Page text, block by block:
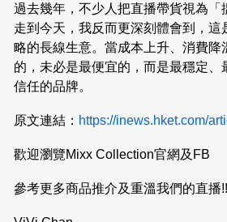
過去幾年，不少人把直播帶貨視為「
走到今天，我反而更深刻體會到，這
略的長線生意。當成本上升、消費降
的，未必是最便宜的，而是最穩定、
信任的品牌。
原文連結： https://inews.hket.com/
歡迎瀏覽Mixx Collection官網及FB
參考更多商品推介及重溫我們的直播